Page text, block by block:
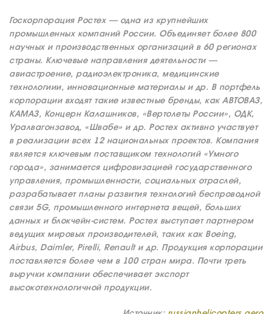
УСЛУГИ
СЕРВИС
ИНФРАСТРУКТУРА
ОБУЧЕНИЕ
ИНСТРУКТОРЫ
ПРОДАЖА
НОВОСТИ
КОНТАКТЫ
RU EN
Госкорпорация Ростех — одна из крупнейших
промышленных компаний России. Объединяет более 800
научных и производственных организаций в 60 регионах
страны. Ключевые направления деятельности —
авиастроение, радиоэлектроника, медицинские
технологиии, инновационные материалы и др. В портфель
корпорации входят такие известные бренды, как АВТОВАЗ,
КАМАЗ, Концерн Калашников, «Вертолеты России», ОДК,
Уралвагонзавод, «Швабе» и др. Ростех активно участвует
в реализации всех 12 национальных проектов. Компания
является ключевым поставщиком технологий «Умного
города», занимается цифровизацией государственного
управления, промышленности, социальных отраслей,
разрабатывает планы развития технологий беспроводной
связи 5G, промышленного интернета вещей, больших
данных и блокчейн-систем. Ростех выступает партнером
ведущих мировых производителей, таких как Boeing,
Airbus, Daimler, Pirelli, Renault и др. Продукция корпорации
поставляется более чем в 100 стран мира. Почти треть
выручки компании обеспечивает экспорт
высокотехнологичной продукции.